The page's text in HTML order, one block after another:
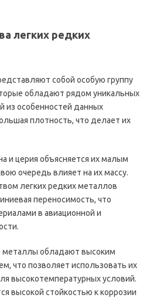
легких редких
собой особую группу
обладают рядом уникальных
из особенностей данных
плотность, что делает их
и церия объясняется их малым
очередь влияет на их массу.
легких редких металлов
переносимость, что
в авиационной и
металлы обладают высоким
что позволяет использовать их
высокотемпературных условий.
высокой стойкостью к коррозии